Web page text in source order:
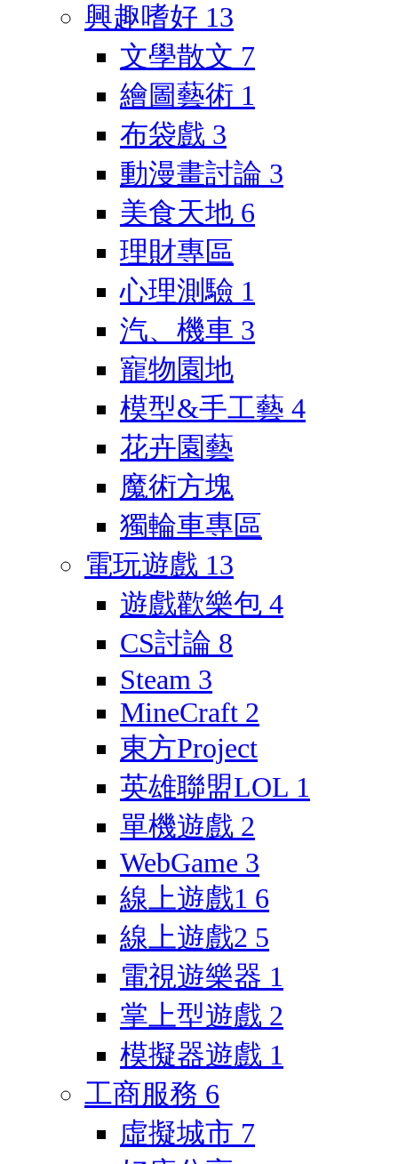
興趣嗜好 13
文學散文 7
繪圖藝術 1
布袋戲 3
動漫畫討論 3
美食天地 6
理財專區
心理測驗 1
汽、機車 3
寵物園地
模型&手工藝 4
花卉園藝
魔術方塊
獨輪車專區
電玩遊戲 13
遊戲歡樂包 4
CS討論 8
Steam 3
MineCraft 2
東方Project
英雄聯盟LOL 1
單機遊戲 2
WebGame 3
線上遊戲1 6
線上遊戲2 5
電視遊樂器 1
掌上型遊戲 2
模擬器遊戲 1
工商服務 6
虛擬城市 7